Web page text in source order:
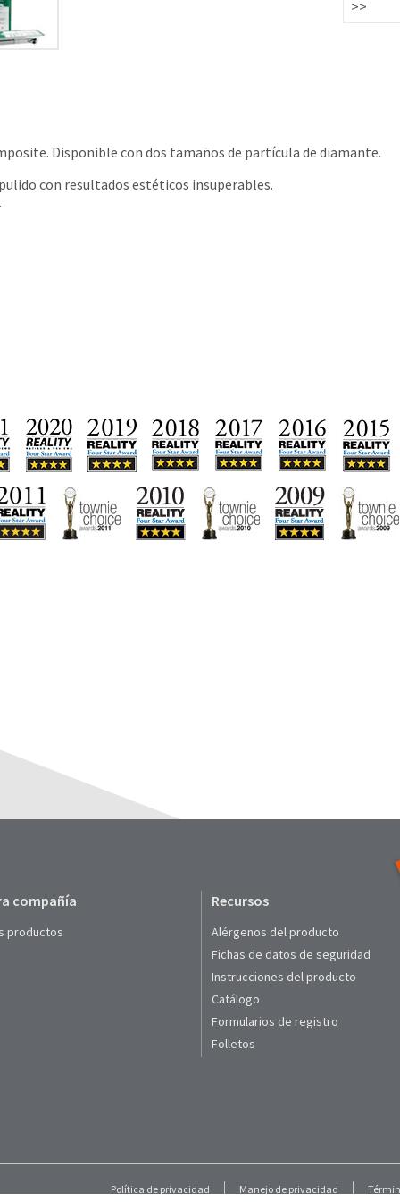
>>
Disponible con dos tamaños de partícula de diamante.
con resultados estéticos insuperables.
compañía
productos
Recursos
Alérgenos del producto
Fichas de datos de seguridad
Instrucciones del producto
Catálogo
Formularios de registro
Folletos
Política de privacidad Manejo de privacidad